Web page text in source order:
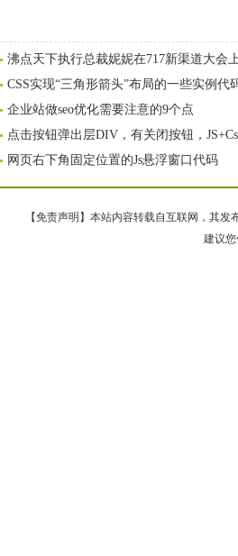
沸点天下执行总裁妮妮在717新渠道大会
CSS实现“三角形箭头”布局的一些实例代
企业站做seo优化需要注意的9个点
点击按钮弹出层DIV，有关闭按钮，
网页右下角固定位置的Js悬浮窗口代码
【免责声明】本站内容转载自互联网，其
建议您